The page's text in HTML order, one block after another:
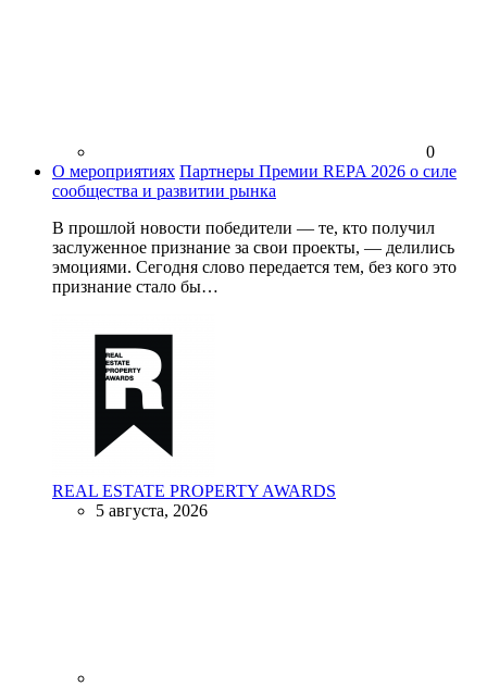
0
О мероприятиях Партнеры Премии REPA 2026 о силе
сообщества и развитии рынка
В прошлой новости победители — те, кто получил
заслуженное признание за свои проекты, — делились
эмоциями. Сегодня слово передается тем, без кого это
признание стало бы…
REAL ESTATE PROPERTY AWARDS
5 августа, 2026